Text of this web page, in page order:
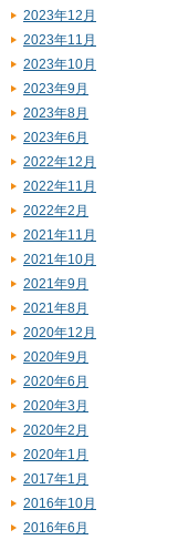
2023年12月
2023年11月
2023年10月
2023年9月
2023年8月
2023年6月
2022年12月
2022年11月
2022年2月
2021年11月
2021年10月
2021年9月
2021年8月
2020年12月
2020年9月
2020年6月
2020年3月
2020年2月
2020年1月
2017年1月
2016年10月
2016年6月